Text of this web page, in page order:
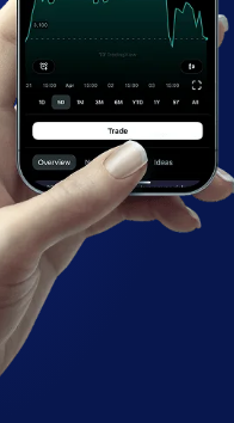
Geely Automobile
(175.xhkg)
HaiDiLao
(6862.xhkg)
Meituan Dianping -
(3690.xhkg)